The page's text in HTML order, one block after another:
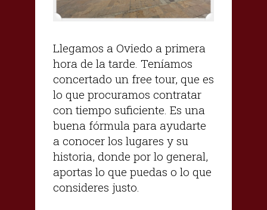
Llegamos a Oviedo a primera
hora de la tarde. Teníamos
concertado un free tour, que es
lo que procuramos contratar
con tiempo suficiente. Es una
buena fórmula para ayudarte
a conocer los lugares y su
historia, donde por lo general,
aportas lo que puedas o lo que
consideres justo.